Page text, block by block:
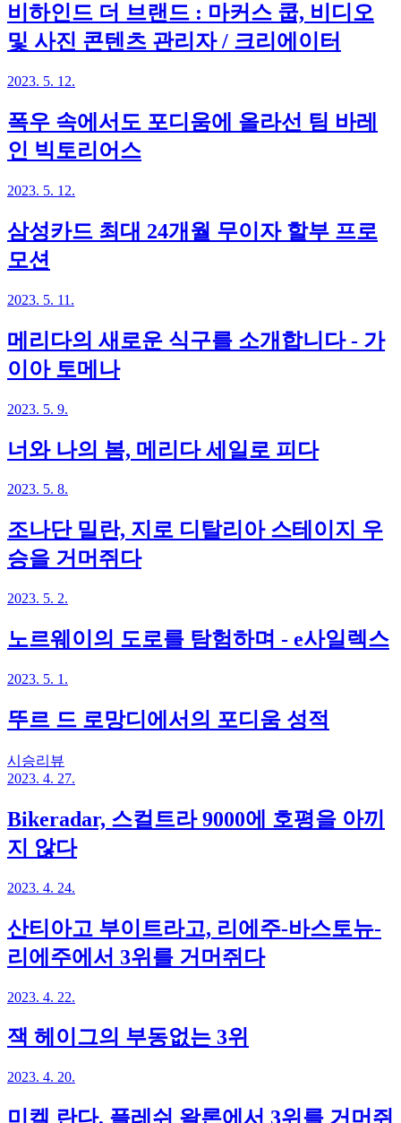
비하인드 더 브랜드 : 마커스 쿱, 비디오
및 사진 콘텐츠 관리자 / 크리에이터
2023. 5. 12.
폭우 속에서도 포디움에 올라선 팀 바레
인 빅토리어스
2023. 5. 12.
삼성카드 최대 24개월 무이자 할부 프로
모션
2023. 5. 11.
메리다의 새로운 식구를 소개합니다 - 가
이아 토메나
2023. 5. 9.
너와 나의 봄, 메리다 세일로 피다
2023. 5. 8.
조나단 밀란, 지로 디탈리아 스테이지 우
승을 거머쥐다
2023. 5. 2.
노르웨이의 도로를 탐험하며 - e사일렉스
2023. 5. 1.
뚜르 드 로망디에서의 포디움 성적
시승리뷰
2023. 4. 27.
Bikeradar, 스컬트라 9000에 호평을 아끼
지 않다
2023. 4. 24.
산티아고 부이트라고, 리에주-바스토뉴-
리에주에서 3위를 거머쥐다
2023. 4. 22.
잭 헤이그의 부동없는 3위
2023. 4. 20.
미켈 란다, 플레쉬 왈론에서 3위를 거머쥐